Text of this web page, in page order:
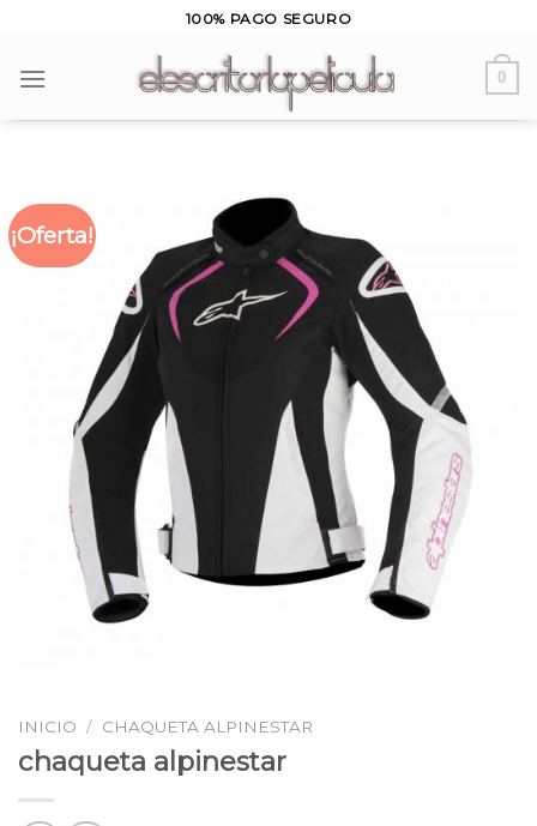
content
100% PAGO SEGURO
0
¡Oferta!
INICIO / CHAQUETA ALPINESTAR
chaqueta alpinestar